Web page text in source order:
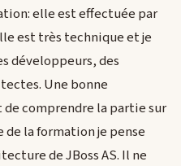
elle est effectuée par
est très technique et je
développeurs, des
Une bonne
de comprendre la partie sur
de la formation je pense
de JBoss AS. Il ne